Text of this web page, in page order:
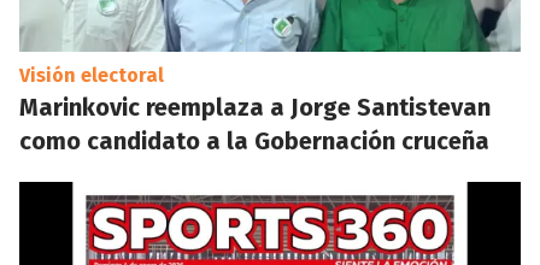
Visión electoral
Marinkovic reemplaza a Jorge Santistevan
como candidato a la Gobernación cruceña